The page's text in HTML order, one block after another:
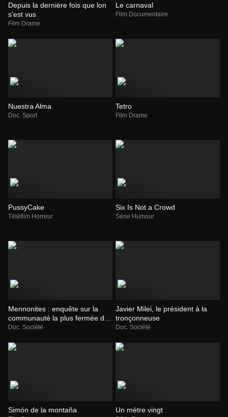
Depuis la dernière fois que lon
s'est vus
Film Drame
Le carnaval
Film Documentaire
Nuestra Alma
Doc. Sport
Tetro
Film Drame
PussyCake
Téléfilm Horreur
Six Is Not a Crowd
Série Humour
Mennonites : enquête sur la
communauté la plus fermée du
monde
Doc. Société
Javier Milei, le président à la
tronçonneuse
Doc. Société
Simón de la montaña Un mètre vingt